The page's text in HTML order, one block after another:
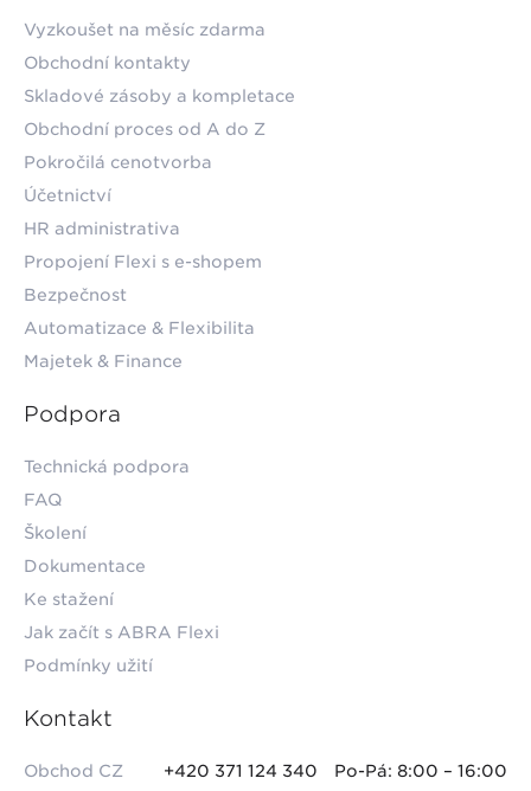
Vyzkoušet na měsíc zdarma
Obchodní kontakty
Skladové zásoby a kompletace
Obchodní proces od A do Z
Pokročilá cenotvorba
Účetnictví
HR administrativa
Propojení Flexi s e-shopem
Bezpečnost
Automatizace & Flexibilita
Majetek & Finance
Podpora
Technická podpora
FAQ
Školení
Dokumentace
Ke stažení
Jak začít s ABRA Flexi
Podmínky užití
Kontakt
Obchod CZ +420 371 124 340 Po-Pá: 8:00 – 16:00